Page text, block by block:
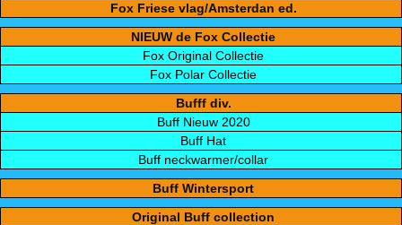
Fox Friese vlag/Amsterdan ed.
NIEUW de Fox Collectie
Fox Original Collectie
Fox Polar Collectie
Bufff div.
Buff Nieuw 2020
Buff Hat
Buff neckwarmer/collar
Buff Wintersport
Original Buff collection